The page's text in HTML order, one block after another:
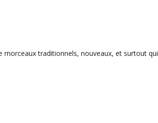
morceaux traditionnels, nouveaux, et surtout qui